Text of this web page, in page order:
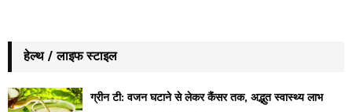
हेल्थ / लाइफ स्टाइल
ग्रीन टी: वजन घटाने से लेकर कैंसर तक, अद्भुत स्वास्थ्य लाभ